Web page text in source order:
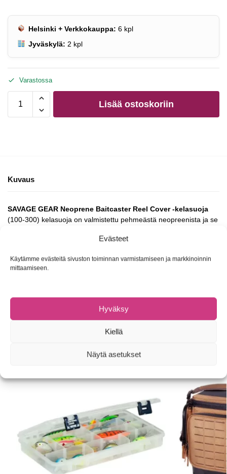
Evästeet
Käytämme evästeitä sivuston toiminnan varmistamiseen ja markkinoinnin
mittaamiseen.
Hyväksy
Kiellä
Näytä asetukset
Helsinki + Verkkokauppa: 6 kpl
Jyväskylä: 2 kpl
Varastossa
Lisää ostoskoriin
Kuvaus
SAVAGE GEAR Neoprene Baitcaster Reel Cover -kelasuoja
(100-300) kelasuoja on valmistettu pehmeästä neopreenista ja se
suoja on suunnitteltu heittohyrräkelalle ja suojan voi asettaa
Osastot: Hyrräkelat,Muut tarvikkeet,Pakit, rasiat ja laukut
Tuotemerkki: Savage Gear